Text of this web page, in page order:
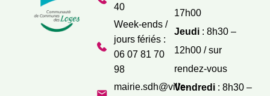
40
Week-ends /
jours fériés :
06 07 81 70
98
mairie.sdh@ville-
17h00
Jeudi: 8h30 –
12h00 / sur
rendez-vous
Vendredi: 8h30 –